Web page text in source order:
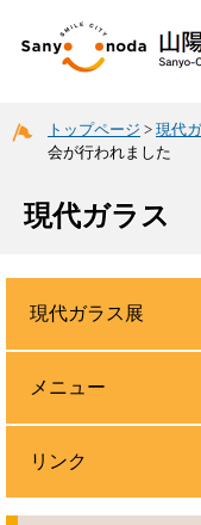
トップページ > 現代
会が行われました
現代ガラス
現代ガラス展
メニュー
リンク